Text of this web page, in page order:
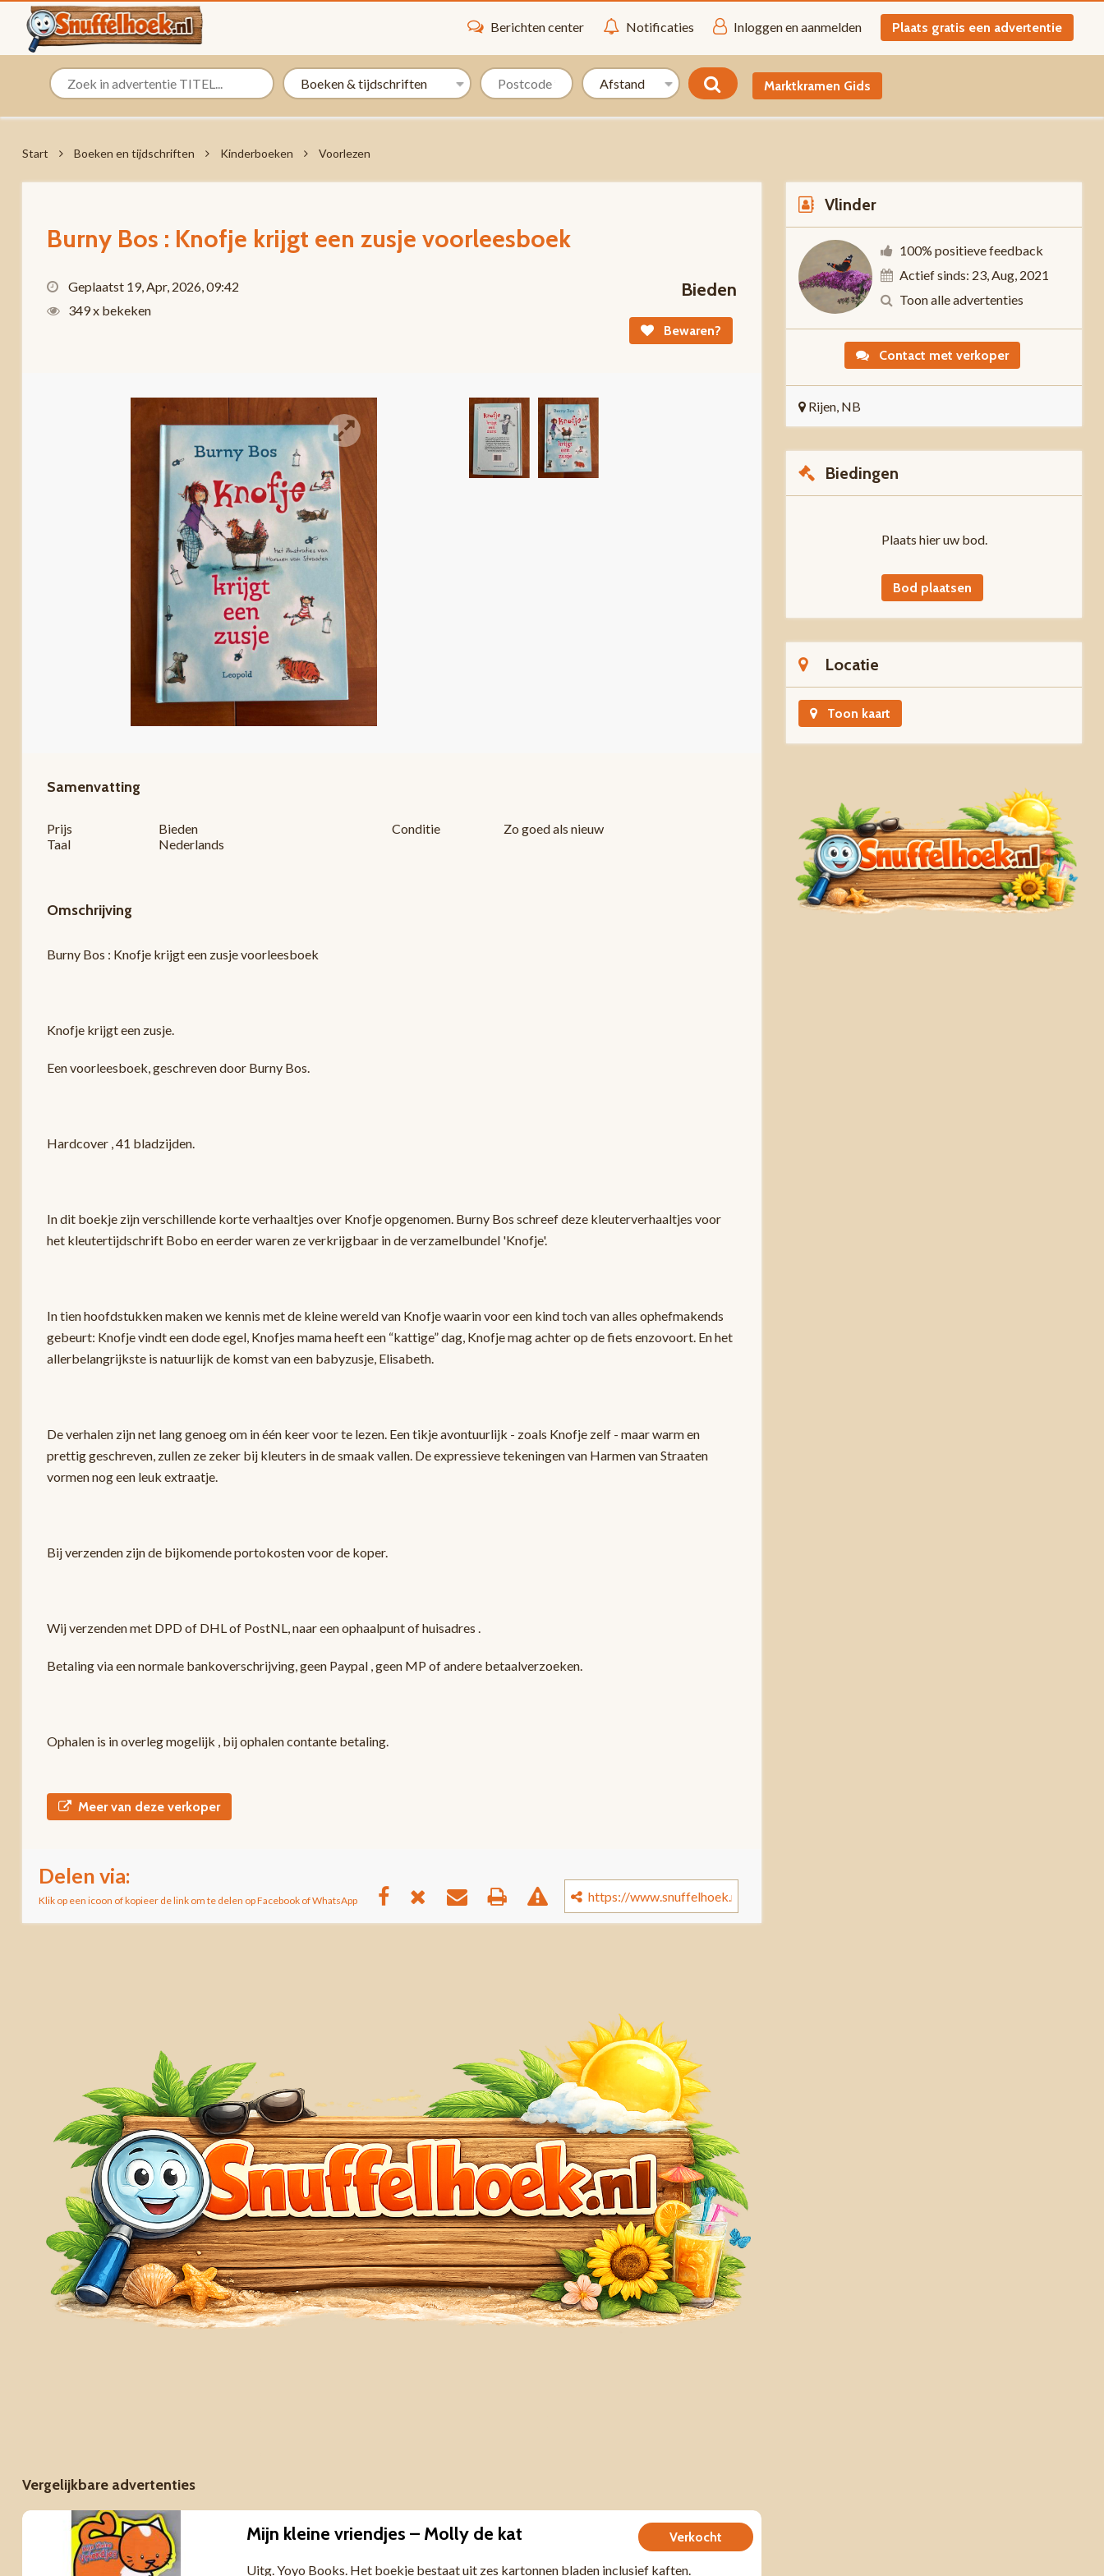
Berichten center Notificaties Inloggen en aanmelden Plaats gratis een advertentie
Marktkramen Gids
Start Boeken en tijdschriften Kinderboeken Voorlezen
Burny Bos : Knofje krijgt een zusje voorleesboek
Geplaatst 19, Apr, 2026, 09:42
349 x bekeken
Bieden
Bewaren?
Samenvatting
Prijs Bieden Conditie
Zo goed als nieuw
Taal
Nederlands
Omschrijving
Burny Bos : Knofje krijgt een zusje voorleesboek
Knofje krijgt een zusje.
Een voorleesboek, geschreven door Burny Bos.
Hardcover , 41 bladzijden.
In dit boekje zijn verschillende korte verhaaltjes over Knofje opgenomen. Burny Bos schreef deze kleuterverhaaltjes voor
het kleutertijdschrift Bobo en eerder waren ze verkrijgbaar in de verzamelbundel 'Knofje'.
In tien hoofdstukken maken we kennis met de kleine wereld van Knofje waarin voor een kind toch van alles ophefmakends
gebeurt: Knofje vindt een dode egel, Knofjes mama heeft een “kattige” dag, Knofje mag achter op de fiets enzovoort. En het
allerbelangrijkste is natuurlijk de komst van een babyzusje, Elisabeth.
De verhalen zijn net lang genoeg om in één keer voor te lezen. Een tikje avontuurlijk - zoals Knofje zelf - maar warm en
prettig geschreven, zullen ze zeker bij kleuters in de smaak vallen. De expressieve tekeningen van Harmen van Straaten
vormen nog een leuk extraatje.
Bij verzenden zijn de bijkomende portokosten voor de koper.
Wij verzenden met DPD of DHL of PostNL, naar een ophaalpunt of huisadres .
Betaling via een normale bankoverschrijving, geen Paypal , geen MP of andere betaalverzoeken.
Ophalen is in overleg mogelijk , bij ophalen contante betaling.
Meer van deze verkoper
Delen via:
Klik op een icoon of kopieer de link om te delen op Facebook of WhatsApp
Vlinder
100% positieve feedback
Actief sinds: 23, Aug, 2021
Toon alle advertenties
Contact met verkoper
Rijen, NB
Biedingen
Plaats hier uw bod.
Bod plaatsen
Locatie
Toon kaart
Vergelijkbare advertenties
Verkocht
Mijn kleine vriendjes – Molly de kat
Uitg. Yoyo Books. Het boekje bestaat uit zes kartonnen bladen inclusief kaften.